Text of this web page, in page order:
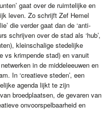
gaat over de ruimtelijke en
leven. Zo schrijft Zef Hemel
die verder gaat dan de ‘anti-
schrijven over de stad als ‘hub’,
kleinschalige stedelijke
vs krimpende stad) en vanuit
in de middeleeuwen en
In ‘creatieve steden’, een
agenda lijkt te zijn
broedplaatsen, de gevaren van
onvoorspelbaarheid en